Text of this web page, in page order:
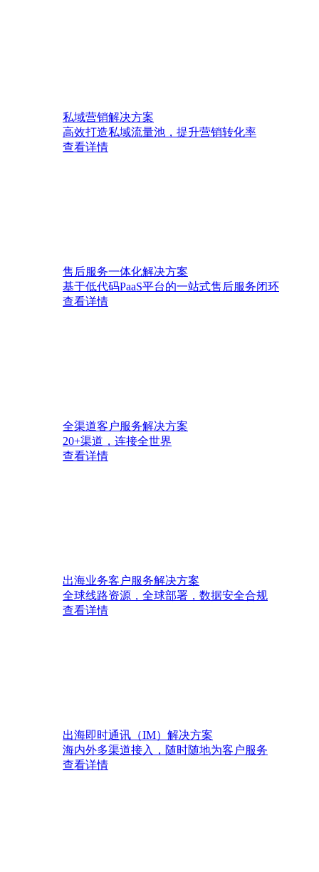
私域营销解决方案
高效打造私域流量池，提升营销转化率
查看详情
售后服务一体化解决方案
基于低代码PaaS平台的一站式售后服务闭环
查看详情
全渠道客户服务解决方案
20+渠道，连接全世界
查看详情
出海业务客户服务解决方案
全球线路资源，全球部署，数据安全合规
查看详情
出海即时通讯（IM）解决方案
海内外多渠道接入，随时随地为客户服务
查看详情